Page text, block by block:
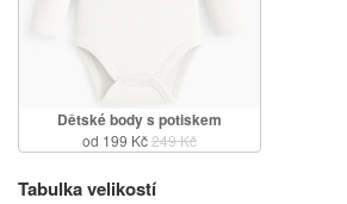
Dětské body s potiskem
od 199 Kč249 Kč
Tabulka velikostí